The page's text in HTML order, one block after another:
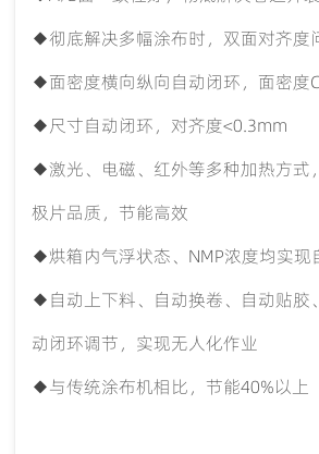
◆彻底解决多幅涂布时，双面对齐度
◆面密度横向纵向自动闭环，面密度
◆尺寸自动闭环，对齐度<0.3mm
◆激光、电磁、红外等多种加热方式
极片品质，节能高效
◆烘箱内气浮状态、NMP浓度均实现
◆自动上下料、自动换卷、自动贴胶
动闭环调节，实现无人化作业
◆与传统涂布机相比，节能40%以上